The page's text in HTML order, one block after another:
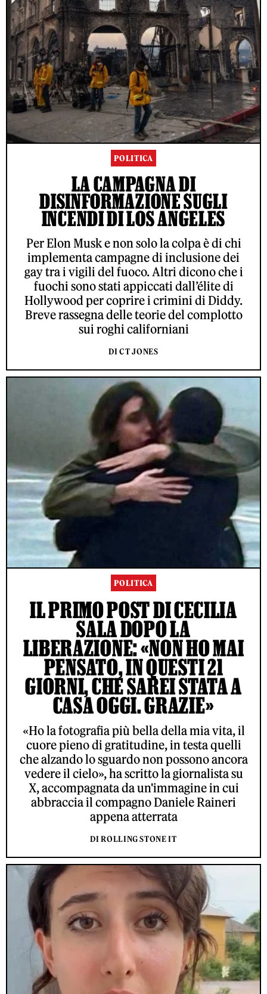
POLITICA
LA CAMPAGNA DI
DISINFORMAZIONE SUGLI
INCENDI DI LOS ANGELES
Per Elon Musk e non solo la colpa è di chi
implementa campagne di inclusione dei
gay tra i vigili del fuoco. Altri dicono che i
fuochi sono stati appiccati dall’élite di
Hollywood per coprire i crimini di Diddy.
Breve rassegna delle teorie del complotto
sui roghi californiani
DI CT JONES
POLITICA
IL PRIMO POST DI CECILIA
SALA DOPO LA
LIBERAZIONE: «NON HO MAI
PENSATO, IN QUESTI 21
GIORNI, CHE SAREI STATA A
CASA OGGI. GRAZIE»
«Ho la fotografia più bella della mia vita, il
cuore pieno di gratitudine, in testa quelli
che alzando lo sguardo non possono ancora
vedere il cielo», ha scritto la giornalista su
X, accompagnata da un'immagine in cui
abbraccia il compagno Daniele Raineri
appena atterrata
DI ROLLING STONE IT